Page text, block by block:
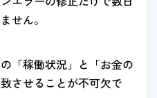
せん。
「稼働状況」と「お金の
させることが不可欠で